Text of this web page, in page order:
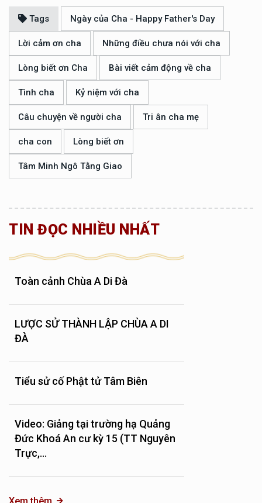
Tags Ngày của Cha - Happy Father's Day
Lời cảm ơn cha Những điều chưa nói với cha
Lòng biết ơn Cha Bài viết cảm động về cha
Tình cha Kỷ niệm với cha
Câu chuyện về người cha Tri ân cha mẹ
cha con Lòng biết ơn
Tâm Minh Ngô Tằng Giao
TIN ĐỌC NHIỀU NHẤT
Toàn cảnh Chùa A Di Đà
LƯỢC SỬ THÀNH LẬP CHÙA A DI
ĐÀ
Tiểu sử cố Phật tử Tâm Biên
Video: Giảng tại trường hạ Quảng
Đức Khoá An cư kỳ 15 (TT Nguyên
Trực,...